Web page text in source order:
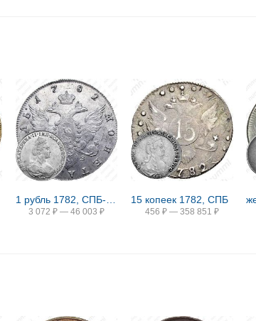
3 072 ₽ — 46 003 ₽
15 копеек 1782, СПБ
456 ₽ — 358 851 ₽